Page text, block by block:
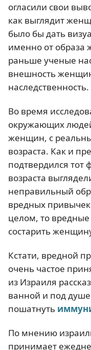
огласили свои
как выглядит
было бы дать
именно от образа
раньше ученые
внешность
наследственность.
Во время
окружающих
женщин, с
возраста. Как и
подтвердился тот
возраста
неправильный
вредных
целом, то
состарить
Кстати, вредной
очень частое
из Израиля
ванной и под
пошатнуть
По мнению
принимает